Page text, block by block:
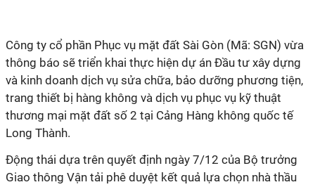
Công ty cổ phần Phục vụ mặt đất Sài Gòn (Mã: SGN) vừa
thông báo sẽ triển khai thực hiện dự án Đầu tư xây dựng
và kinh doanh dịch vụ sửa chữa, bảo dưỡng phương tiện,
trang thiết bị hàng không và dịch vụ phục vụ kỹ thuật
thương mại mặt đất số 2 tại Cảng Hàng không quốc tế
Long Thành.
Động thái dựa trên quyết định ngày 7/12 của Bộ trưởng
Giao thông Vận tải phê duyệt kết quả lựa chọn nhà thầu